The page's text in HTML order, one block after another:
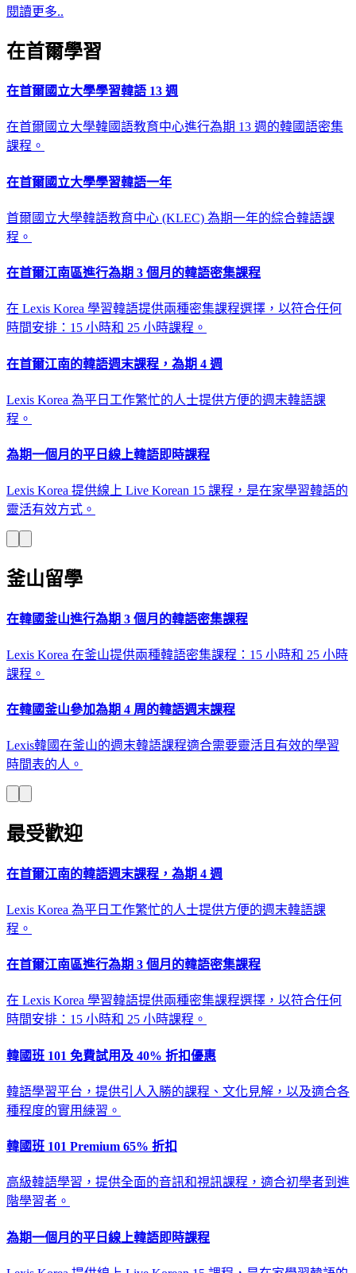
閱讀更多..
在首爾學習
在首爾國立大學學習韓語 13 週
在首爾國立大學韓國語教育中心進行為期 13 週的韓國語密集
課程。
在首爾國立大學學習韓語一年
首爾國立大學韓語教育中心 (KLEC) 為期一年的綜合韓語課
程。
在首爾江南區進行為期 3 個月的韓語密集課程
在 Lexis Korea 學習韓語提供兩種密集課程選擇，以符合任何
時間安排：15 小時和 25 小時課程。
在首爾江南的韓語週末課程，為期 4 週
Lexis Korea 為平日工作繁忙的人士提供方便的週末韓語課
程。
為期一個月的平日線上韓語即時課程
Lexis Korea 提供線上 Live Korean 15 課程，是在家學習韓語的
靈活有效方式。
釜山留學
在韓國釜山進行為期 3 個月的韓語密集課程
Lexis Korea 在釜山提供兩種韓語密集課程：15 小時和 25 小時
課程。
在韓國釜山參加為期 4 周的韓語週末課程
Lexis韓國在釜山的週末韓語課程適合需要靈活且有效的學習
時間表的人。
最受歡迎
在首爾江南的韓語週末課程，為期 4 週
Lexis Korea 為平日工作繁忙的人士提供方便的週末韓語課
程。
在首爾江南區進行為期 3 個月的韓語密集課程
在 Lexis Korea 學習韓語提供兩種密集課程選擇，以符合任何
時間安排：15 小時和 25 小時課程。
韓國班 101 免費試用及 40% 折扣優惠
韓語學習平台，提供引人入勝的課程、文化見解，以及適合各
種程度的實用練習。
韓國班 101 Premium 65% 折扣
高級韓語學習，提供全面的音訊和視訊課程，適合初學者到進
階學習者。
為期一個月的平日線上韓語即時課程